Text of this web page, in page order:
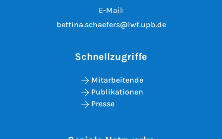
E-Mail:
bettina.schaefers@lwf.upb.de
Schnellzugriffe
Mitarbeitende
Publikationen
Presse